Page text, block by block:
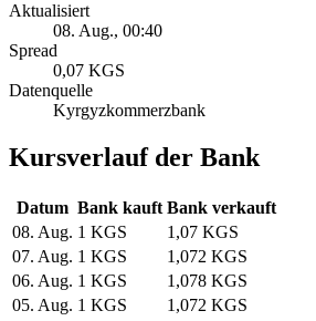
Aktualisiert
08. Aug., 00:40
Spread
0,07 KGS
Datenquelle
Kyrgyzkommerzbank
Kursverlauf der Bank
Datum Bank kauft Bank verkauft
08. Aug. 1 KGS
1,07 KGS
07. Aug. 1 KGS
1,072 KGS
06. Aug. 1 KGS
1,078 KGS
05. Aug. 1 KGS
1,072 KGS